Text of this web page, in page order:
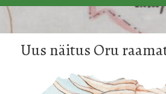
Uus näitus Oru